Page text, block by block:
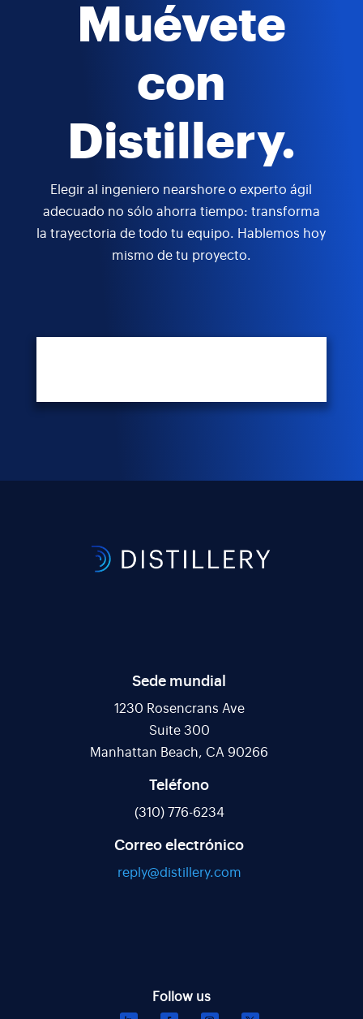
Muévete
con
Distillery.
Elegir al ingeniero nearshore o experto ágil
adecuado no sólo ahorra tiempo: transforma
la trayectoria de todo tu equipo. Hablemos hoy
mismo de tu proyecto.
Sede mundial
1230 Rosencrans Ave
Suite 300
Manhattan Beach, CA 90266
Teléfono
(310) 776-6234
Correo electrónico
reply@distillery.com